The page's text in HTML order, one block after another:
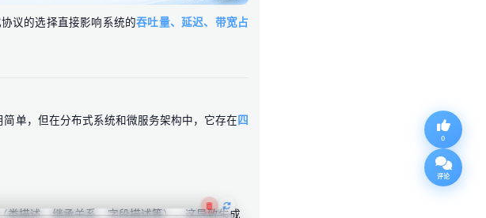
0
评论
议的选择直接影响系统的吞吐量、延迟、带宽占
简单，但在分布式系统和微服务架构中，它存在四
类描述、继承关系、字段描述等）。这导致生成